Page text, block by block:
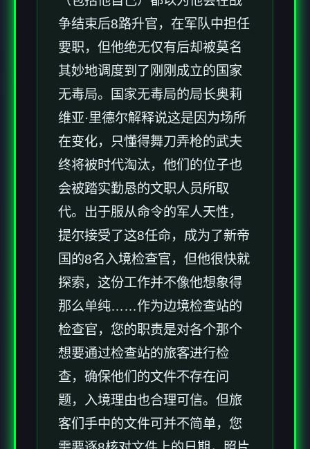
争结束后8路升官，在军队中担任
要职，但他绝无仅有后却被莫名
其妙地调度到了刚刚成立的国家
无毒局。国家无毒局的局长奥莉
维亚·里德尔解释说这是因为场所
在变化，只懂得舞刀弄枪的武夫
终将被时代淘汰，他们的位子也
会被踏实勤恳的文职人员所取
代。出于服从命令的军人天性，
提尔接受了这8任命，成为了新帝
国的8名入境检查官，但他很快就
探索，这份工作并不像他想象得
那么单纯……作为边境检查站的
检查官，您的职责是对各个那个
想要通过检查站的旅客进行检
查，确保他们的文件不存在问
题，入境理由也合理可信。但旅
客们手中的文件可并不简单，您